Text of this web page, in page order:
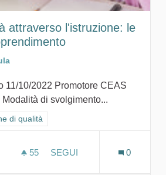
attraverso l'istruzione: le
11/10/2022 Promotore CEAS
di svolgimento...
GOAL 4 - Istruzione di qualità
di qualità
55 55 SOSTENITORI
SEGUI
0